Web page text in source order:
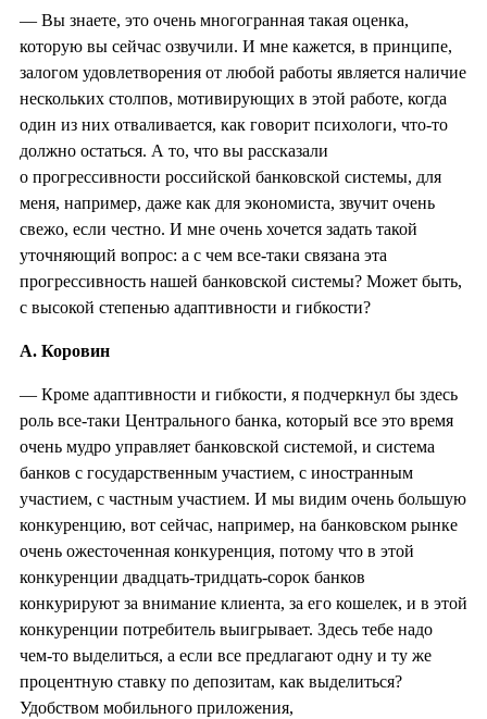
— Вы знаете, это очень многогранная такая оценка,
которую вы сейчас озвучили. И мне кажется, в принципе,
залогом удовлетворения от любой работы является наличие
нескольких столпов, мотивирующих в этой работе, когда
один из них отваливается, как говорит психологи, что-то
должно остаться. А то, что вы рассказали
о прогрессивности российской банковской системы, для
меня, например, даже как для экономиста, звучит очень
свежо, если честно. И мне очень хочется задать такой
уточняющий вопрос: а с чем все-таки связана эта
прогрессивность нашей банковской системы? Может быть,
с высокой степенью адаптивности и гибкости?
А. Коровин
— Кроме адаптивности и гибкости, я подчеркнул бы здесь
роль все-таки Центрального банка, который все это время
очень мудро управляет банковской системой, и система
банков с государственным участием, с иностранным
участием, с частным участием. И мы видим очень большую
конкуренцию, вот сейчас, например, на банковском рынке
очень ожесточенная конкуренция, потому что в этой
конкуренции двадцать-тридцать-сорок банков
конкурируют за внимание клиента, за его кошелек, и в этой
конкуренции потребитель выигрывает. Здесь тебе надо
чем-то выделиться, а если все предлагают одну и ту же
процентную ставку по депозитам, как выделиться?
Удобством мобильного приложения,